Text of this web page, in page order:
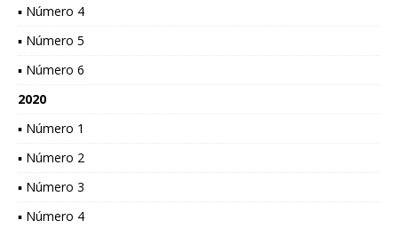
▪ Número 4
▪ Número 5
▪ Número 6
2020
▪ Número 1
▪ Número 2
▪ Número 3
▪ Número 4